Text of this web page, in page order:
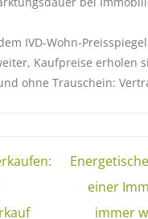
IVD-Wohn-
Kaufpreise erholen
ohne Trauschein:
einer
immer